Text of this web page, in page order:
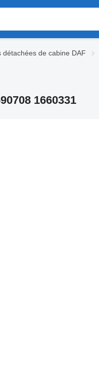
détachées de cabine DAF
1660331